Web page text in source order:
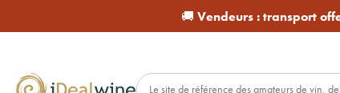
🚚 Vendeurs :transport